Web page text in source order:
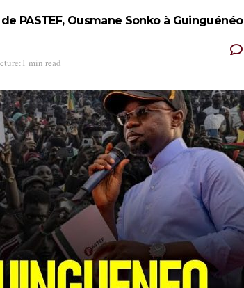
PASTEF, Ousmane Sonko à Guinguénéo
min read